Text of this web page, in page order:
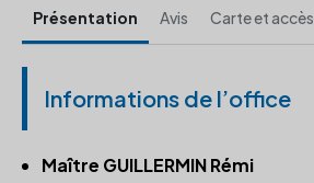
Présentation Avis Carte et accès
Informations de l’office
Maître GUILLERMIN Rémi